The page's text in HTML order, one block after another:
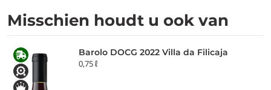
Misschien houdt u ook van
Barolo DOCG 2022 Villa da Filicaja
0,75 ℓ